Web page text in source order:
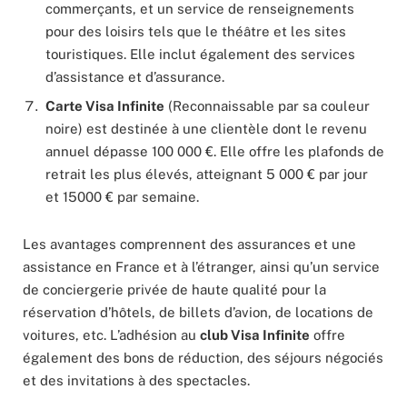
commerçants, et un service de renseignements
pour des loisirs tels que le théâtre et les sites
touristiques. Elle inclut également des services
d’assistance et d’assurance.
Carte Visa Infinite (Reconnaissable par sa couleur
noire) est destinée à une clientèle dont le revenu
annuel dépasse 100 000 €. Elle offre les plafonds de
retrait les plus élevés, atteignant 5 000 € par jour
et 15000 € par semaine.
Les avantages comprennent des assurances et une
assistance en France et à l’étranger, ainsi qu’un service
de conciergerie privée de haute qualité pour la
réservation d’hôtels, de billets d’avion, de locations de
voitures, etc. L’adhésion au club Visa Infinite offre
également des bons de réduction, des séjours négociés
et des invitations à des spectacles.